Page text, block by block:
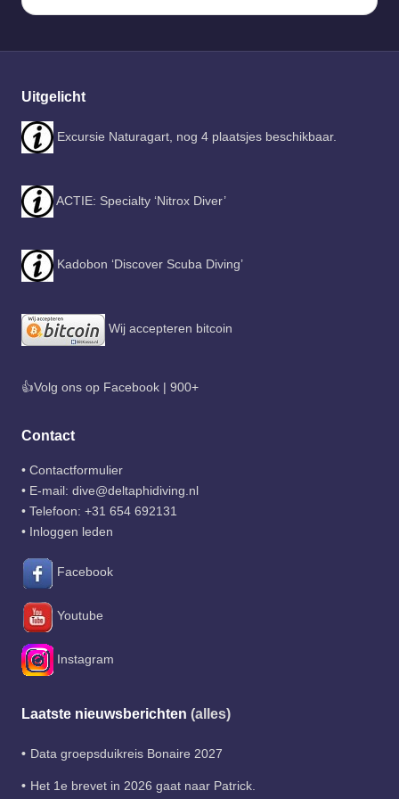
Uitgelicht
Excursie Naturagart, nog 4 plaatsjes beschikbaar.
ACTIE: Specialty ‘Nitrox Diver’
Kadobon ‘Discover Scuba Diving’
Wij accepteren bitcoin
👍Volg ons op Facebook | 900+
Contact
• Contactformulier
• E-mail: dive@deltaphidiving.nl
• Telefoon: +31 654 692131
• Inloggen leden
Facebook
Youtube
Instagram
Laatste nieuwsberichten (alles)
Data groepsduikreis Bonaire 2027
Het 1e brevet in 2026 gaat naar Patrick.